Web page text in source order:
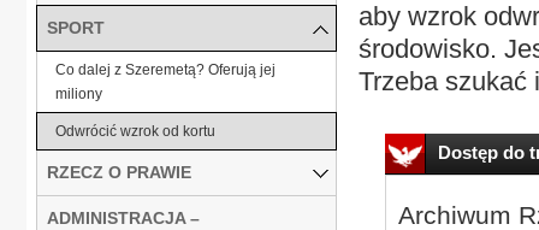
aby wzrok
środowisko.
Trzeba szukać
Dostęp do
Archiwum
SPORT
Co dalej z Szeremetą? Oferują jej
miliony
Odwrócić wzrok od kortu
RZECZ O PRAWIE
ADMINISTRACJA –